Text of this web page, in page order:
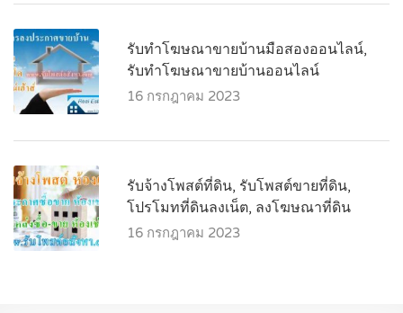
รับทำโฆษณาขายบ้านมือสองออนไลน์,
รับทำโฆษณาขายบ้านออนไลน์
16 กรกฎาคม 2023
รับจ้างโพสต์ที่ดิน, รับโพสต์ขายที่ดิน,
โปรโมทที่ดินลงเน็ต, ลงโฆษณาที่ดิน
16 กรกฎาคม 2023